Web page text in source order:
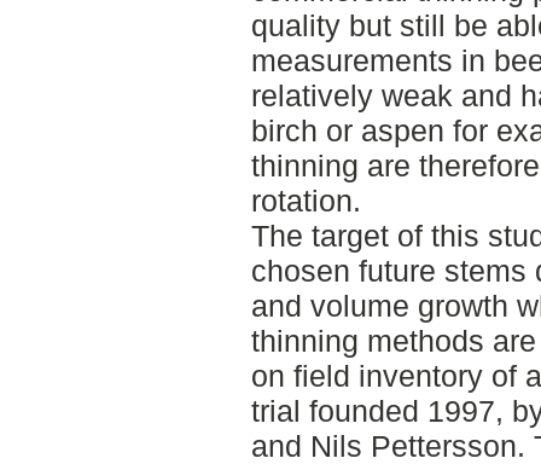
quality but still be
measurements in
relatively weak and
birch or aspen for
thinning are
rotation.
The target of this
chosen future stems
and volume growth
thinning methods
on field inventory of
trial founded 1997,
and Nils Pettersson.